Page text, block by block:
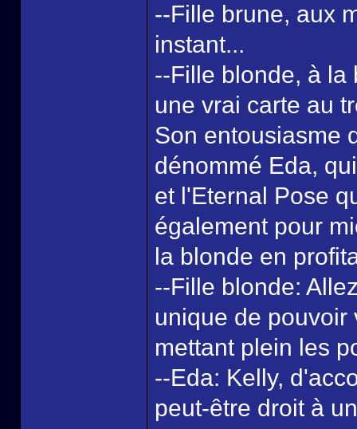
--Fille brune, aux
instant...
--Fille blonde, à la
une vrai carte au
Son entousiasme
dénommé Eda,
et l'Eternal Pose
également pour
la blonde en
--Fille blonde:
unique de pouvoir
mettant plein les
--Eda: Kelly,
peut-être droit à